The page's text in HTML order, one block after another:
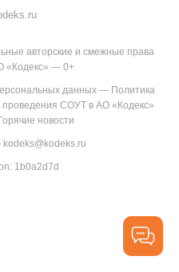
авторские и смежные права
«Кодекс» — 0+
данных— Политика
проведения СОУТ в АО «Кодекс»
Горячие новости
kodeks@kodeks.ru
1b0a2d7d